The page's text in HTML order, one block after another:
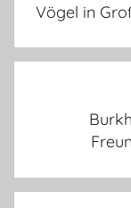
Vögel in